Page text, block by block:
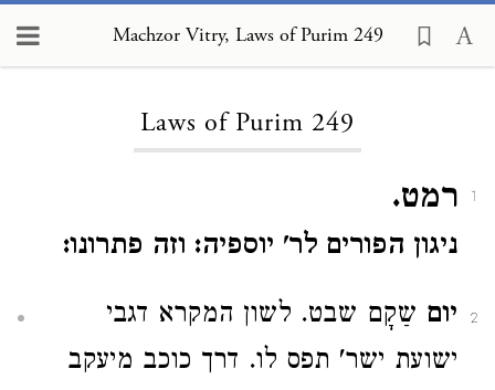
Machzor Vitry, Laws of Purim 249
Laws of Purim 249
1 רמט.
ניגון הפורים לר' יוספיה: וזה פתרונו:
2 יום שַקָם שבט. לשון המקרא דגבי
ישועת ישר' תפס לו. דרך כוכב מיעקב